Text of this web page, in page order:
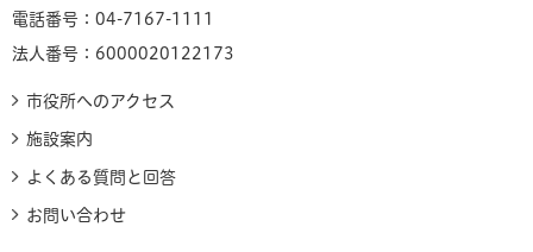
電話番号：04-7167-1111
法人番号：6000020122173
市役所へのアクセス
施設案内
よくある質問と回答
お問い合わせ